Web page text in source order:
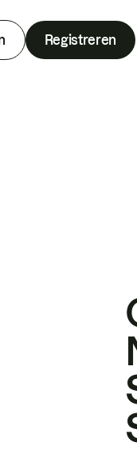
Registreren